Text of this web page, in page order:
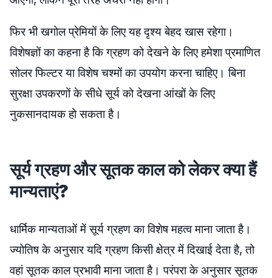
फिर भी खगोल प्रेमियों के लिए यह दृश्य बेहद खास रहेगा।
विशेषज्ञों का कहना है कि ग्रहण को देखने के लिए हमेशा प्रमाणित
सोलर फिल्टर या विशेष चश्मों का उपयोग करना चाहिए। बिना
सुरक्षा उपकरणों के सीधे सूर्य को देखना आंखों के लिए
नुकसानदायक हो सकता है।
सूर्य ग्रहण और सूतक काल को लेकर क्या हैं
मान्यताएं?
धार्मिक मान्यताओं में सूर्य ग्रहण का विशेष महत्व माना जाता है।
ज्योतिष के अनुसार यदि ग्रहण किसी क्षेत्र में दिखाई देता है, तो
वहां सूतक काल प्रभावी माना जाता है। परंपरा के अनुसार सूतक